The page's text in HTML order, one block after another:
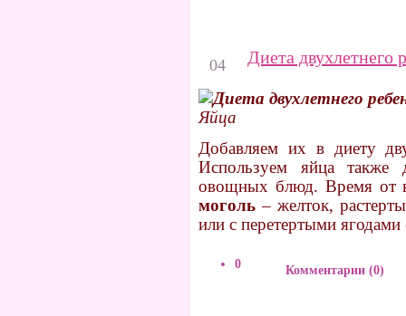
04 Диета двухлетнего
Яйца
Добавляем их в диету
Используем яйца также
овощных блюд. Время от
моголь – желток,
или с перетертыми
0 Комментарии (0)